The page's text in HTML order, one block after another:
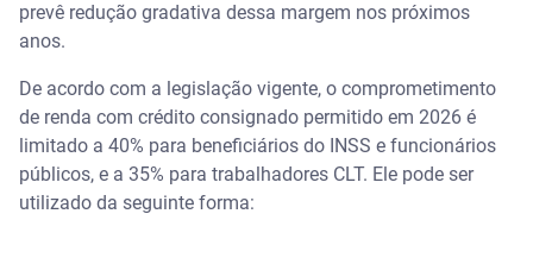
prevê redução gradativa dessa margem nos próximos
anos.
De acordo com a legislação vigente, o comprometimento
de renda com crédito consignado permitido em 2026 é
limitado a 40% para beneficiários do INSS e funcionários
públicos, e a 35% para trabalhadores CLT. Ele pode ser
utilizado da seguinte forma: